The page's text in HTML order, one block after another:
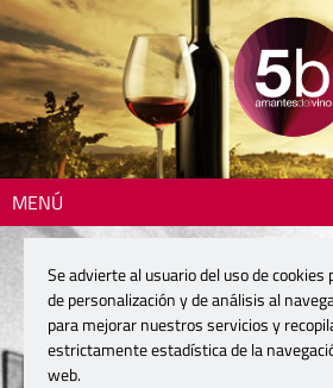
MENÚ
Se advierte al usuario del uso de
de personalización y de análisis al
para mejorar nuestros servicios y
estrictamente estadística de la
web.